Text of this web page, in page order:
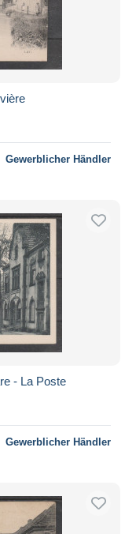
Gewerblicher Händler
- La Poste
Gewerblicher Händler